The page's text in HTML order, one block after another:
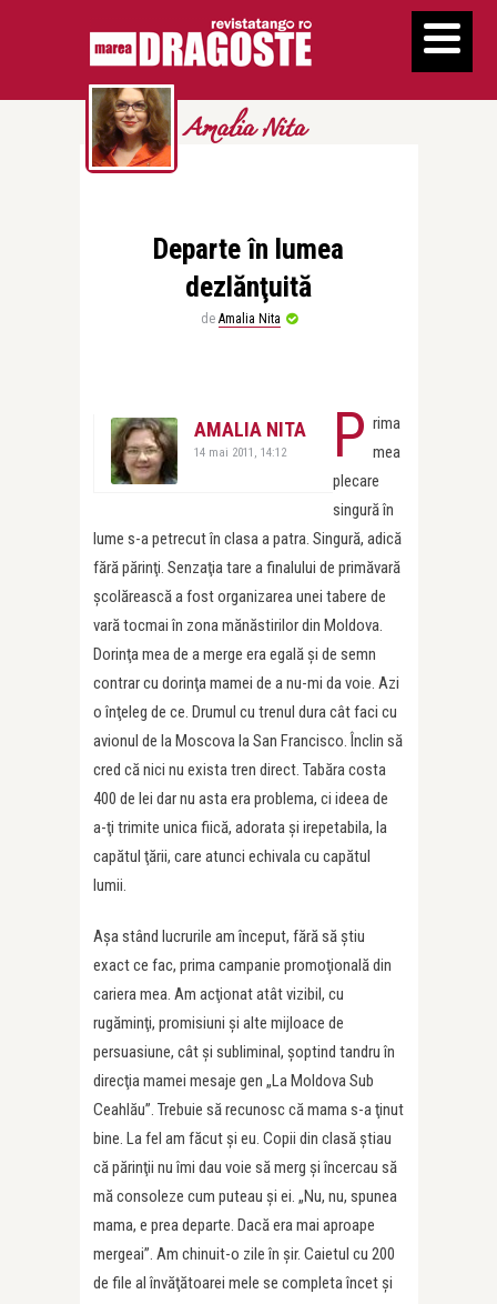
Amalia Nita
Departe în lumea
dezlănţuită
de Amalia Nita
AMALIA NITA
14 mai 2011, 14:12 P rima
mea
plecare
singură în
lume s-a petrecut în clasa a patra. Singură, adică
fără părinţi. Senzaţia tare a finalului de primăvară
şcolărească a fost organizarea unei tabere de
vară tocmai în zona mănăstirilor din Moldova.
Dorinţa mea de a merge era egală şi de semn
contrar cu dorinţa mamei de a nu-mi da voie. Azi
o înţeleg de ce. Drumul cu trenul dura cât faci cu
avionul de la Moscova la San Francisco. Înclin să
cred că nici nu exista tren direct. Tabăra costa
400 de lei dar nu asta era problema, ci ideea de
a-ţi trimite unica fiică, adorata şi irepetabila, la
capătul ţării, care atunci echivala cu capătul
lumii.
Aşa stând lucrurile am început, fără să ştiu
exact ce fac, prima campanie promoţională din
cariera mea. Am acţionat atât vizibil, cu
rugăminţi, promisiuni şi alte mijloace de
persuasiune, cât şi subliminal, şoptind tandru în
direcţia mamei mesaje gen „La Moldova Sub
Ceahlău”. Trebuie să recunosc că mama s-a ţinut
bine. La fel am făcut şi eu. Copii din clasă ştiau
că părinţii nu îmi dau voie să merg şi încercau să
mă consoleze cum puteau şi ei. „Nu, nu, spunea
mama, e prea departe. Dacă era mai aproape
mergeai”. Am chinuit-o zile în şir. Caietul cu 200
de file al învăţătoarei mele se completa încet şi